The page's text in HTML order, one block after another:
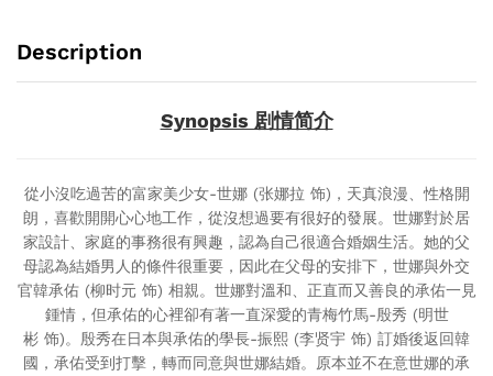
Description
Synopsis 剧情简介
從小沒吃過苦的富家美少女-世娜 (张娜拉 饰)，天真浪漫、性格開
朗，喜歡開開心心地工作，從沒想過要有很好的發展。世娜對於居
家設計、家庭的事務很有興趣，認為自己很適合婚姻生活。她的父
母認為結婚男人的條件很重要，因此在父母的安排下，世娜與外交
官韓承佑 (柳时元 饰) 相親。世娜對溫和、正直而又善良的承佑一見
鍾情，但承佑的心裡卻有著一直深愛的青梅竹馬-殷秀 (明世
彬 饰)。殷秀在日本與承佑的學長-振熙 (李贤宇 饰) 訂婚後返回韓
國，承佑受到打擊，轉而同意與世娜結婚。原本並不在意世娜的承